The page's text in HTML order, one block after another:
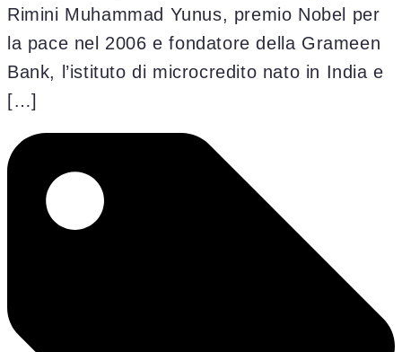
Rimini Muhammad Yunus, premio Nobel per
la pace nel 2006 e fondatore della Grameen
Bank, l’istituto di microcredito nato in India e
[…]